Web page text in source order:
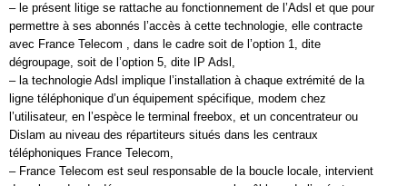
– le présent litige se rattache au fonctionnement de l’Adsl et que pour
permettre à ses abonnés l’accès à cette technologie, elle contracte
avec France Telecom , dans le cadre soit de l’option 1, dite
dégroupage, soit de l’option 5, dite IP Adsl,
– la technologie Adsl implique l’installation à chaque extrémité de la
ligne téléphonique d’un équipement spécifique, modem chez
l’utilisateur, en l’espèce le terminal freebox, et un concentrateur ou
Dislam au niveau des répartiteurs situés dans les centraux
téléphoniques France Telecom,
– France Telecom est seul responsable de la boucle locale, intervient